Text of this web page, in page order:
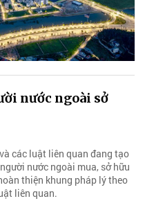
nước ngoài sở
các luật liên quan đang tạo
nước ngoài mua, sở hữu
thiện khung pháp lý theo
liên quan.